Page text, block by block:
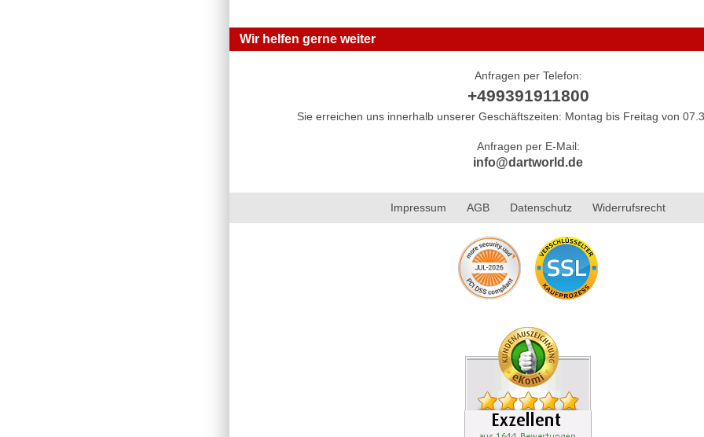
Wir helfen gerne weiter
Anfragen per Telefon:
+499391911800
Sie erreichen uns innerhalb unserer Geschäftszeiten: Montag bis Freitag von
Anfragen per E-Mail:
info@dartworld.de
Impressum AGB Datenschutz Widerrufsrecht